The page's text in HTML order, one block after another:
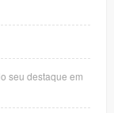
seu destaque em